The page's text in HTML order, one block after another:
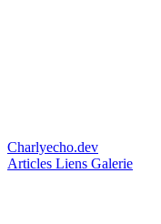
Charlyecho.dev
Articles Liens Galerie